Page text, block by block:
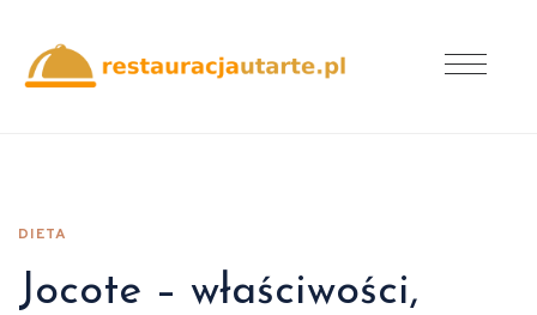
DIETA
Jocote – właściwości,